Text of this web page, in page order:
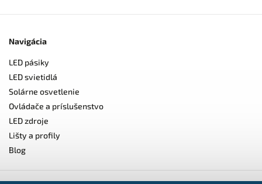
Navigácia
LED pásiky
LED svietidlá
Solárne osvetlenie
Ovládače a príslušenstvo
LED zdroje
Lišty a profily
Blog